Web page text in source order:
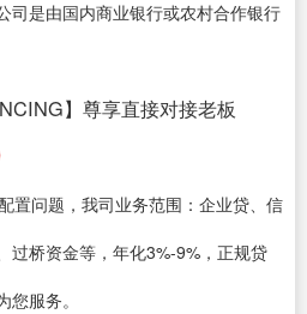
司是由国内商业银行或农村合作银行
】尊享直接对接老板
置问题，我司业务范围：企业贷、信
过桥资金等，年化3%-9%，正规贷
服务。